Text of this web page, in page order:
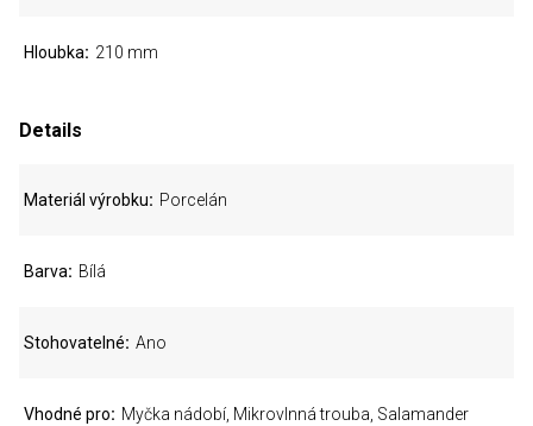
Hloubka 210 mm
Details
Materiál výrobku Porcelán
Barva Bílá
Stohovatelné Ano
Vhodné pro Myčka nádobí, Mikrovlnná trouba, Salamander